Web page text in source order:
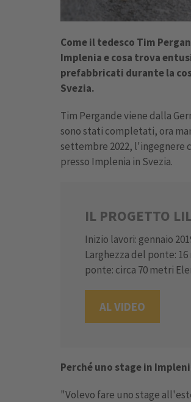
Come il tedesco Tim
Implenia e cosa trova
prefabbricati durante la
Svezia.
Tim Pergande viene dalla
sono stati completati, ora
settembre 2022, l'ingegnere
presso Implenia in Svezia.
IL PROGETTO
Inizio lavori: gennaio
Larghezza del ponte:
ponte: circa 70 metri
AL VIDEO
Perché uno stage in
"Volevo fare uno stage